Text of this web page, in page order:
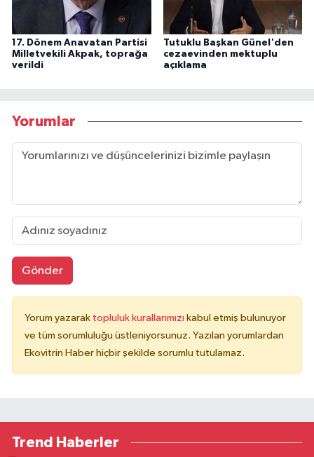
17. Dönem Anavatan Partisi
Milletvekili Akpak, toprağa
verildi
Tutuklu Başkan Günel'den
cezaevinden mektuplu
açıklama
Yorumlar
Gönder
Yorum yazarak topluluk kurallarımızı kabul etmiş bulunuyor
ve tüm sorumluluğu üstleniyorsunuz. Yazılan yorumlardan
Ekovitrin Haber hiçbir şekilde sorumlu tutulamaz.
Trend Haberler